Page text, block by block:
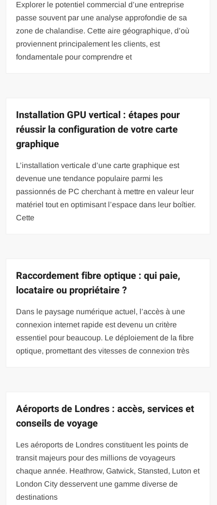
Explorer le potentiel commercial d’une entreprise
passe souvent par une analyse approfondie de sa
zone de chalandise. Cette aire géographique, d’où
proviennent principalement les clients, est
fondamentale pour comprendre et
Installation GPU vertical : étapes pour
réussir la configuration de votre carte
graphique
L’installation verticale d’une carte graphique est
devenue une tendance populaire parmi les
passionnés de PC cherchant à mettre en valeur leur
matériel tout en optimisant l’espace dans leur boîtier.
Cette
Raccordement fibre optique : qui paie,
locataire ou propriétaire ?
Dans le paysage numérique actuel, l’accès à une
connexion internet rapide est devenu un critère
essentiel pour beaucoup. Le déploiement de la fibre
optique, promettant des vitesses de connexion très
Aéroports de Londres : accès, services et
conseils de voyage
Les aéroports de Londres constituent les points de
transit majeurs pour des millions de voyageurs
chaque année. Heathrow, Gatwick, Stansted, Luton et
London City desservent une gamme diverse de
destinations